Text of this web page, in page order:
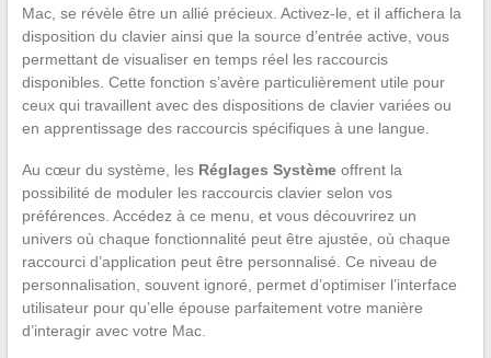
Mac, se révèle être un allié précieux. Activez-le, et il affichera la
disposition du clavier ainsi que la source d’entrée active, vous
permettant de visualiser en temps réel les raccourcis
disponibles. Cette fonction s’avère particulièrement utile pour
ceux qui travaillent avec des dispositions de clavier variées ou
en apprentissage des raccourcis spécifiques à une langue.
Au cœur du système, les Réglages Systèmeoffrent la
possibilité de moduler les raccourcis clavier selon vos
préférences. Accédez à ce menu, et vous découvrirez un
univers où chaque fonctionnalité peut être ajustée, où chaque
raccourci d’application peut être personnalisé. Ce niveau de
personnalisation, souvent ignoré, permet d’optimiser l’interface
utilisateur pour qu’elle épouse parfaitement votre manière
d’interagir avec votre Mac.